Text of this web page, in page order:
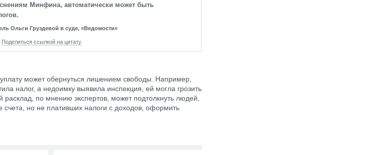
Минфина, автоматически может быть
Ольги Груздевой в суде, «Ведомости»
Поделиться ссылкой на цитату
может обернуться лишением свободы. Например,
налог, а недоимку выявила инспекция, ей могла грозить
расклад, по мнению экспертов, может подтолкнуть людей,
счета, но не плативших налоги с доходов, оформить